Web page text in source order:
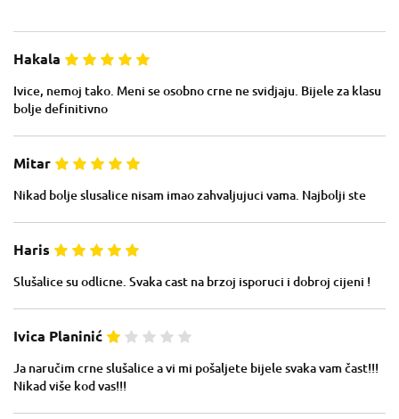
Hakala
Ivice, nemoj tako. Meni se osobno crne ne svidjaju. Bijele za klasu
bolje definitivno
Mitar
Nikad bolje slusalice nisam imao zahvaljujuci vama. Najbolji ste
Haris
Slušalice su odlicne. Svaka cast na brzoj isporuci i dobroj cijeni !
Ivica Planinić
Ja naručim crne slušalice a vi mi pošaljete bijele svaka vam čast!!!
Nikad više kod vas!!!